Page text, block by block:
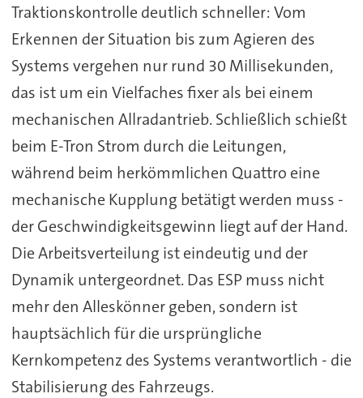
Traktionskontrolle deutlich schneller: Vom
Erkennen der Situation bis zum Agieren des
Systems vergehen nur rund 30 Millisekunden,
das ist um ein Vielfaches fixer als bei einem
mechanischen Allradantrieb. Schließlich schießt
beim E-Tron Strom durch die Leitungen,
während beim herkömmlichen Quattro eine
mechanische Kupplung betätigt werden muss -
der Geschwindigkeitsgewinn liegt auf der Hand.
Die Arbeitsverteilung ist eindeutig und der
Dynamik untergeordnet. Das ESP muss nicht
mehr den Alleskönner geben, sondern ist
hauptsächlich für die ursprüngliche
Kernkompetenz des Systems verantwortlich - die
Stabilisierung des Fahrzeugs.